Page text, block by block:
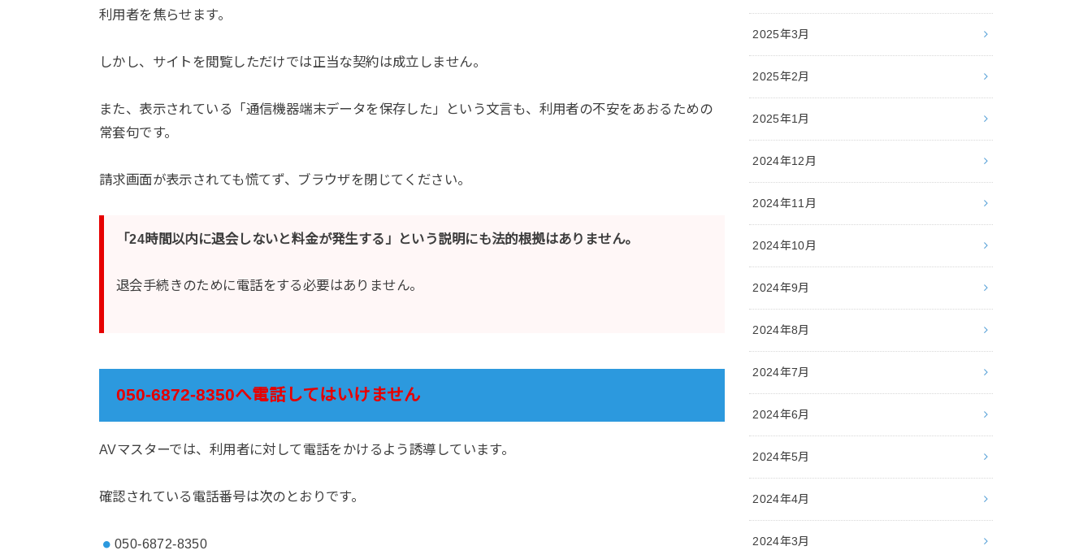
利用者を焦らせます。
しかし、サイトを閲覧しただけでは正当な契約は成立しません。
また、表示されている「通信機器端末データを保存した」という文言も、利用者の不安をあおるための
常套句です。
請求画面が表示されても慌てず、ブラウザを閉じてください。
「24時間以内に退会しないと料金が発生する」という説明にも法的根拠はありません。
退会手続きのために電話をする必要はありません。
050-6872-8350へ電話してはいけません
AVマスターでは、利用者に対して電話をかけるよう誘導しています。
確認されている電話番号は次のとおりです。
050-6872-8350
2025年3月
2025年2月
2025年1月
2024年12月
2024年11月
2024年10月
2024年9月
2024年8月
2024年7月
2024年6月
2024年5月
2024年4月
2024年3月